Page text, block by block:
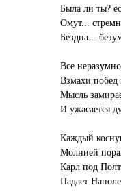
Была ли ты?
Омут...
Бездна...
Все
Взмахи побед
Мысль
И ужасается
Каждый
Молнией
Карл под
Падает